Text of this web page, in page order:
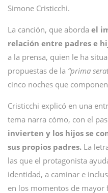
Simone Cristicchi.
La canción, que aborda el
relación entre padres e
a la prensa, quien le ha
propuestas de la “prima
cinco noches que
Cristicchi explicó en una
tema narra cómo, con el
invierten y los hijos se
sus propios padres. La
las que el protagonista
identidad, a caminar e
en los momentos de mayor